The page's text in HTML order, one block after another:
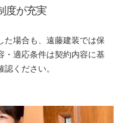
度が充実
た場合も、遠藤建装では保
・適応条件は契約内容に基
ください。